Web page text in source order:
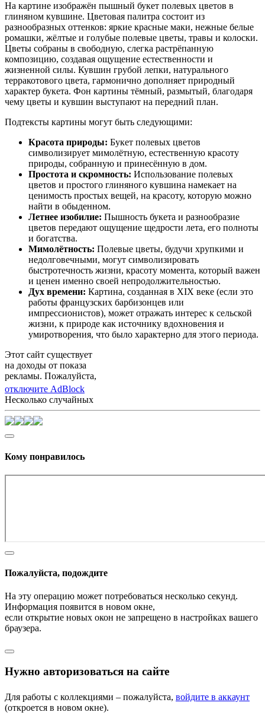
На картине изображён пышный букет полевых цветов в
глиняном кувшине. Цветовая палитра состоит из
разнообразных оттенков: яркие красные маки, нежные белые
ромашки, жёлтые и голубые полевые цветы, травы и колоски.
Цветы собраны в свободную, слегка растрёпанную
композицию, создавая ощущение естественности и
жизненной силы. Кувшин грубой лепки, натурального
терракотового цвета, гармонично дополняет природный
характер букета. Фон картины тёмный, размытый, благодаря
чему цветы и кувшин выступают на передний план.
Подтексты картины могут быть следующими:
Красота природы: Букет полевых цветов
символизирует мимолётную, естественную красоту
природы, собранную и принесённую в дом.
Простота и скромность: Использование полевых
цветов и простого глиняного кувшина намекает на
ценимость простых вещей, на красоту, которую можно
найти в обыденном.
Летнее изобилие: Пышность букета и разнообразие
цветов передают ощущение щедрости лета, его полноты
и богатства.
Мимолётность: Полевые цветы, будучи хрупкими и
недолговечными, могут символизировать
быстротечность жизни, красоту момента, который важен
и ценен именно своей непродолжительностью.
Дух времени: Картина, созданная в XIX веке (если это
работы французских барбизонцев или
импрессионистов), может отражать интерес к сельской
жизни, к природе как источнику вдохновения и
умиротворения, что было характерно для этого периода.
Этот сайт существует
на доходы от показа
рекламы. Пожалуйста,
отключите AdBlock
Несколько случайных
Кому понравилось
Пожалуйста, подождите
На эту операцию может потребоваться несколько секунд.
Информация появится в новом окне,
если открытие новых окон не запрещено в настройках вашего
браузера.
Нужно авторизоваться на сайте
Для работы с коллекциями – пожалуйста, войдите в аккаунт
(откроется в новом окне).